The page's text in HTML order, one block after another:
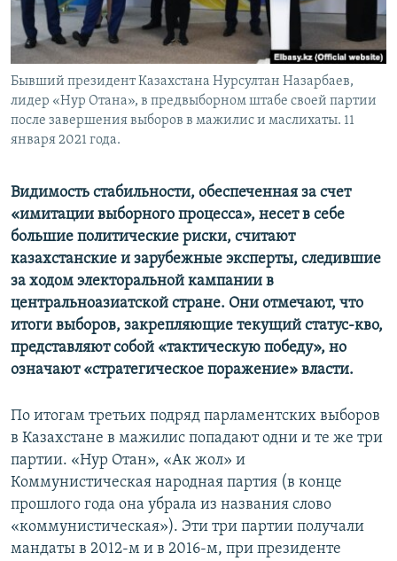
Бывший президент Казахстана Нурсултан Назарбаев,
лидер «Нур Отана», в предвыборном штабе своей партии
после завершения выборов в мажилис и маслихаты. 11
января 2021 года.
Видимость стабильности, обеспеченная за счет
«имитации выборного процесса», несет в себе
большие политические риски, считают
казахстанские и зарубежные эксперты, следившие
за ходом электоральной кампании в
центральноазиатской стране. Они отмечают, что
итоги выборов, закрепляющие текущий статус-кво,
представляют собой «тактическую победу», но
означают «стратегическое поражение» власти.
По итогам третьих подряд парламентских выборов
в Казахстане в мажилис попадают одни и те же три
партии. «Нур Отан», «Ак жол» и
Коммунистическая народная партия (в конце
прошлого года она убрала из названия слово
«коммунистическая»). Эти три партии получали
мандаты в 2012-м и в 2016-м, при президенте